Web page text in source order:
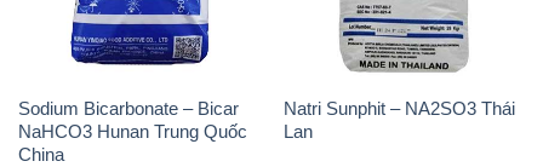
Sodium Bicarbonate – Bicar
NaHCO3 Hunan Trung Quốc
China
Natri Sunphit – NA2SO3 Thái
Lan